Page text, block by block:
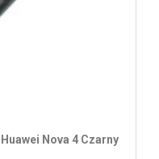
Nova 4 Czarny